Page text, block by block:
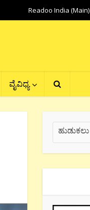
Readoo India (Main)
ವೈವಿಧ್ಯ